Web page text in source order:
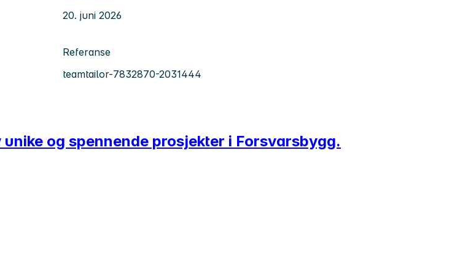
20. juni 2026
Referanse
teamtailor-7832870-2031444
og spennende prosjekter i Forsvarsbygg.